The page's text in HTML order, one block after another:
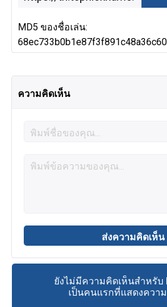
MD5 ของชื่อเล่น:
ความคิดเห็น
ยังไม่มีความคิดเห็นสำหรับ
เป็นคนแรกที่แสดงควา